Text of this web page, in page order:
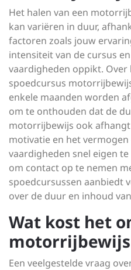
Het halen van een
kan variëren in duur,
factoren zoals jouw
intensiteit van de cursus
vaardigheden oppikt. Over
spoedcursus
enkele maanden worden
om te onthouden dat de
motorrijbewijs ook
motivatie en het
vaardigheden snel eigen
om contact op te nemen
spoedcursussen aanbiedt
over de duur en inhoud
Wat kost het
Een veelgestelde vraag